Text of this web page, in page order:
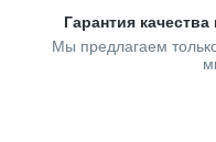
Гарантия
Мы предлагаем